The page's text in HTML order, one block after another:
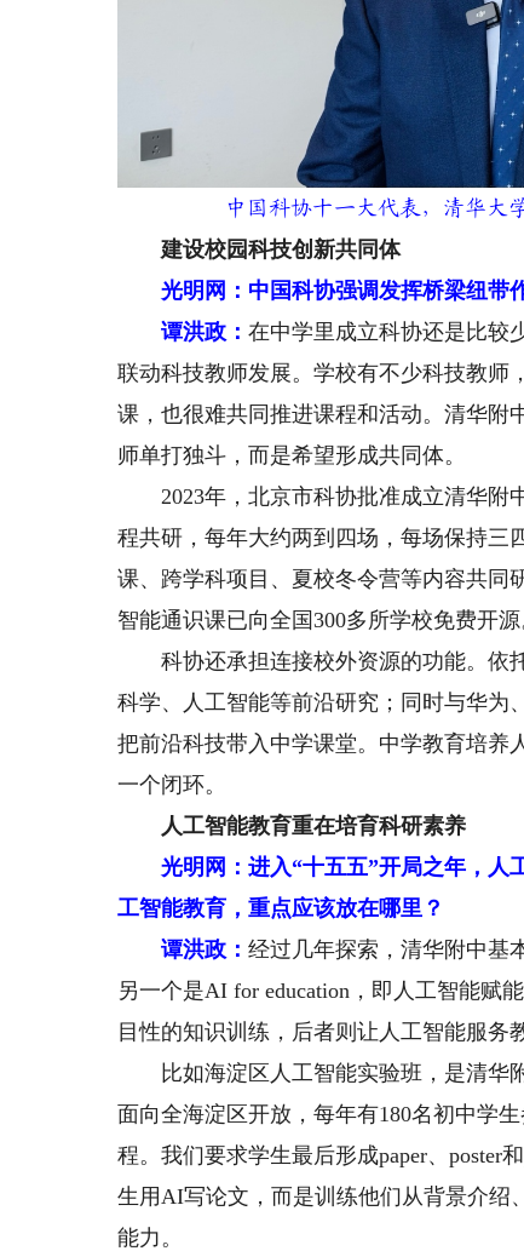
中国科协十一大代表，清华大
建设校园科技创新共同体
光明网：中国科协强调发挥桥梁纽带
谭洪政：在中学里成立科协还是比较
联动科技教师发展。学校有不少科技教师
课，也很难共同推进课程和活动。清华附
师单打独斗，而是希望形成共同体。
2023年，北京市科协批准成立清华附
程共研，每年大约两到四场，每场保持三
课、跨学科项目、夏校冬令营等内容共同
智能通识课已向全国300多所学校免费开源
科协还承担连接校外资源的功能。依
科学、人工智能等前沿研究；同时与华为
把前沿科技带入中学课堂。中学教育培养
一个闭环。
人工智能教育重在培育科研素养
光明网：进入“十五五”开局之年，人
工智能教育，重点应该放在哪里？
谭洪政：经过几年探索，清华附中基
另一个是AI for education，即人工智能赋
目性的知识训练，后者则让人工智能服务
比如海淀区人工智能实验班，是清华附
面向全海淀区开放，每年有180名初中学
程。我们要求学生最后形成paper、poster
生用AI写论文，而是训练他们从背景介绍
能力。